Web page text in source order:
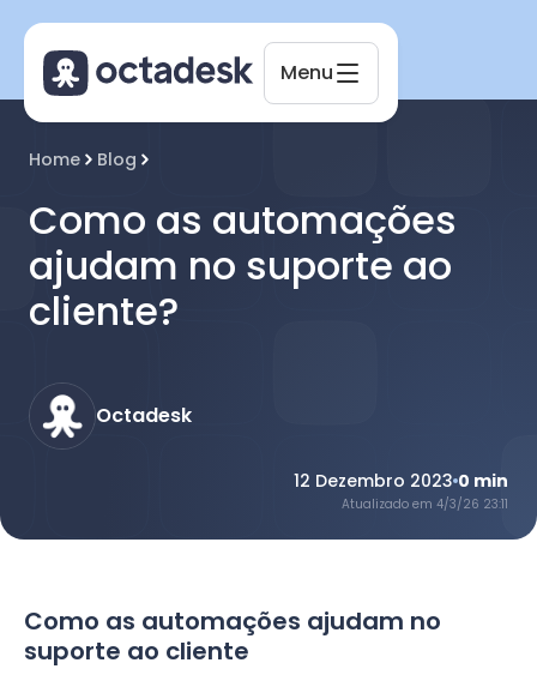
Menu
Home Blog
Como as automações
ajudam no suporte ao
cliente?
Octadesk
12 Dezembro 2023 0 min
Atualizado em 4/3/26 23:11
Como as automações ajudam no
suporte ao cliente
Online agora